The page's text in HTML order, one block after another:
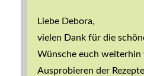
Liebe Debora,
vielen Dank für die
Wünsche euch weiterhin
Ausprobieren der